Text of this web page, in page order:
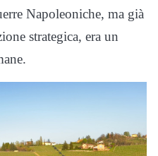
Napoleoniche, ma già
strategica, era un